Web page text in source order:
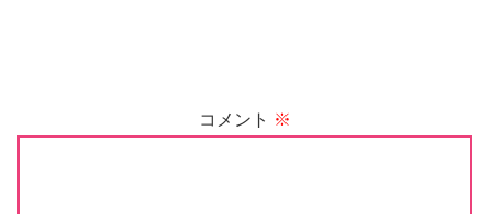
コメント ※